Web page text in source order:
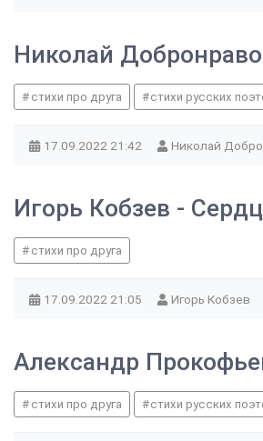
Николай
стихи про друга стихи русских
17.09.2022 21:42 Николай
Игорь Кобзев -
стихи про друга
17.09.2022 21:05 Игорь Кобзев
Александр
стихи про друга стихи русских